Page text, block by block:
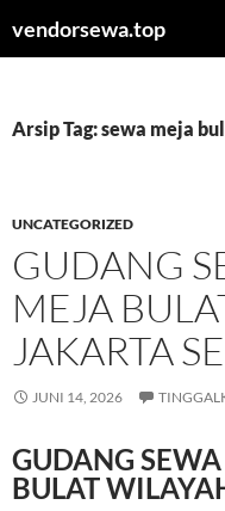
kevendorsewa.top
Arsip Tag: sewa meja
UNCATEGORIZED
GUDANG
MEJA
JAKARTA
JUNI 14, 2026
GUDANG
BULAT